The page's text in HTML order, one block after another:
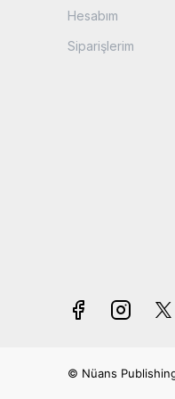
Hesabım
Siparişlerim
© Nüans Publishing